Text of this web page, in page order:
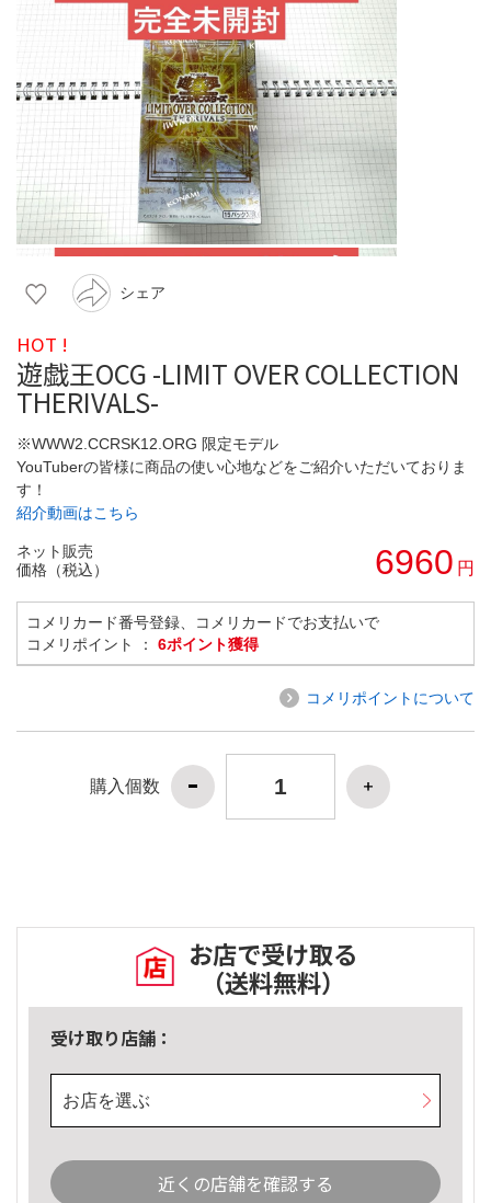
シェア
HOT !
遊戯王OCG -LIMIT OVER COLLECTION
THERIVALS-
※WWW2.CCRSK12.ORG 限定モデル
YouTuberの皆様に商品の使い心地などをご紹介いただいておりま
す！
紹介動画はこちら
ネット販売
価格（税込）
6960 円
コメリカード番号登録、コメリカードでお支払いで
コメリポイント ： 6ポイント獲得
コメリポイントについて
購入個数
お店で受け取る
（送料無料）
受け取り店舗：
お店を選ぶ
近くの店舗を確認する